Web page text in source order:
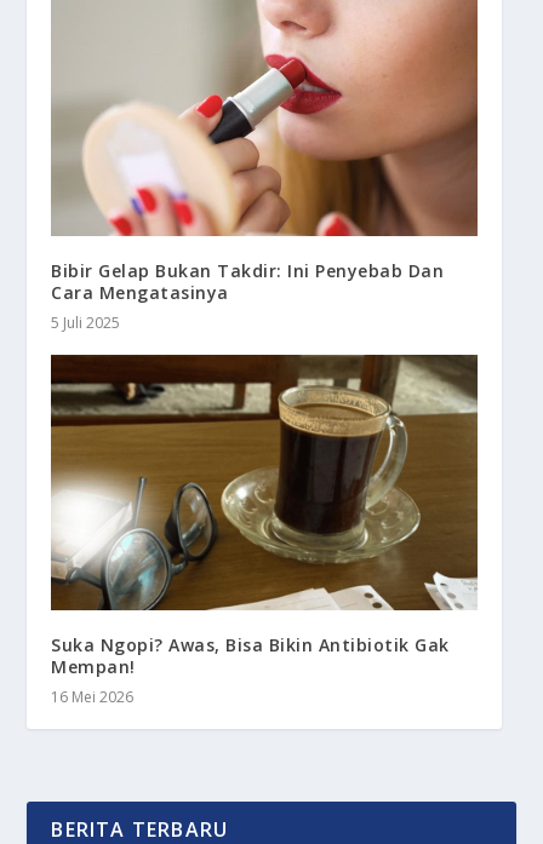
Bibir Gelap Bukan Takdir: Ini Penyebab Dan
Cara Mengatasinya
5 Juli 2025
Suka Ngopi? Awas, Bisa Bikin Antibiotik Gak
Mempan!
16 Mei 2026
BERITA TERBARU